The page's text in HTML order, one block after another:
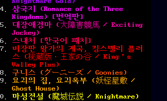
삼국지 (Romance of the Three
Kingdoms) [번역판]
대장애경마 (大障害競馬 / Exciting
Jockey)
스내처 [한국어 패치]
비장판 왕가의 계곡, 킹스밸리 플러
스 (秘蔵版・王家の谷 / King’s
Valley Plus)
구니스 (グーニーズ / Goonies)
요괴의 집, 요괴옥부 (妖怪屋敷 /
Ghost House)
마성전설 (魔城伝説 / Knightmare)